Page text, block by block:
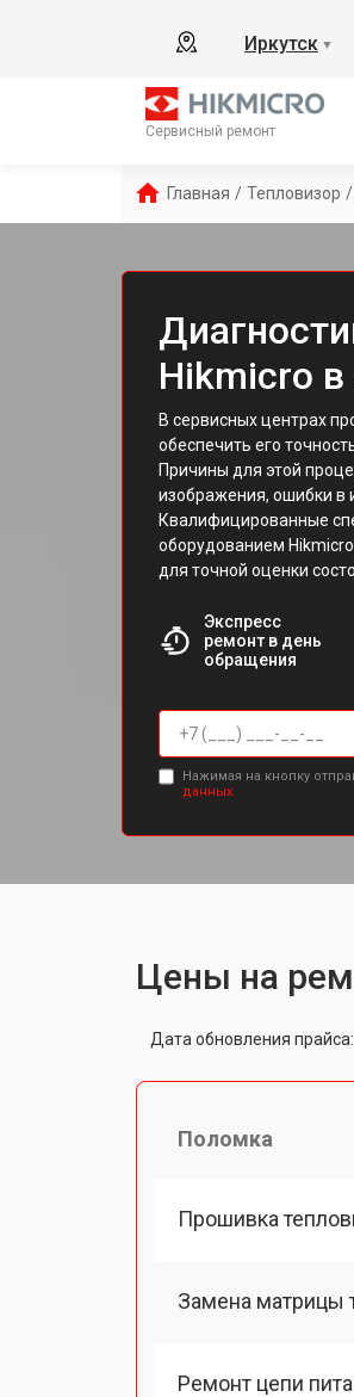
Иркутск ▼
Сервисный ремонт
Главная / Тепловизор /
Hikmicro в
В сервисных центрах
обеспечить его
Причины для этой
изображения, ошибки в
Квалифицированные
оборудованием
для точной оценки
Экспресс
ремонт в день
обращения
Нажимая на кнопку
данных.
Цены на
Дата обновления
Поломка
Прошивка
Замена матрицы
Ремонт цепи